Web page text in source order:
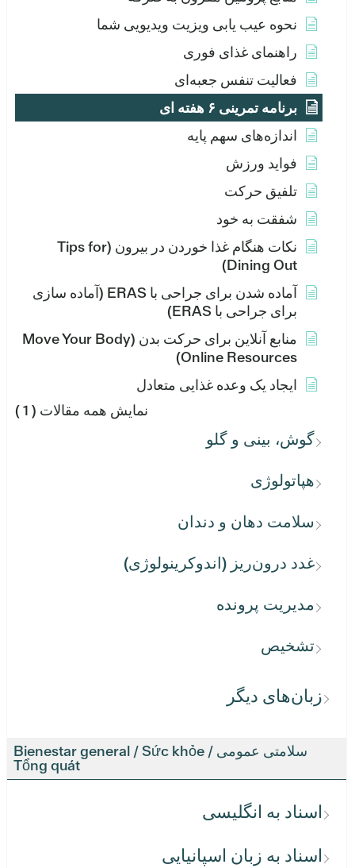
نحوه عیب یابی ویزیت ویدیویی شما
راهنمای غذای فوری
فعالیت تنفس جعبه‌ای
برنامه تمرینی ۶ هفته ای
اندازه‌های سهم پایه
فواید ورزش
تلفیق حرکت
شفقت به خود
نکات هنگام غذا خوردن در بیرون (Tips for
Dining Out)
آماده شدن برای جراحی با ERAS (آماده سازی
برای جراحی با ERAS)
منابع آنلاین برای حرکت بدن (Move Your Body
Online Resources)
ایجاد یک وعده غذایی متعادل
نمایش همه مقالات ( 1 )
گوش، بینی و گلو
هپاتولوژی
سلامت دهان و دندان
غدد درون‌ریز (اندوکرینولوژی)
مدیریت پرونده
تشخیص
زبان‌های دیگر
سلامتی عمومی / Bienestar general / Sức khỏe
Tổng quát
اسناد به انگلیسی
اسناد به زبان اسپانیایی